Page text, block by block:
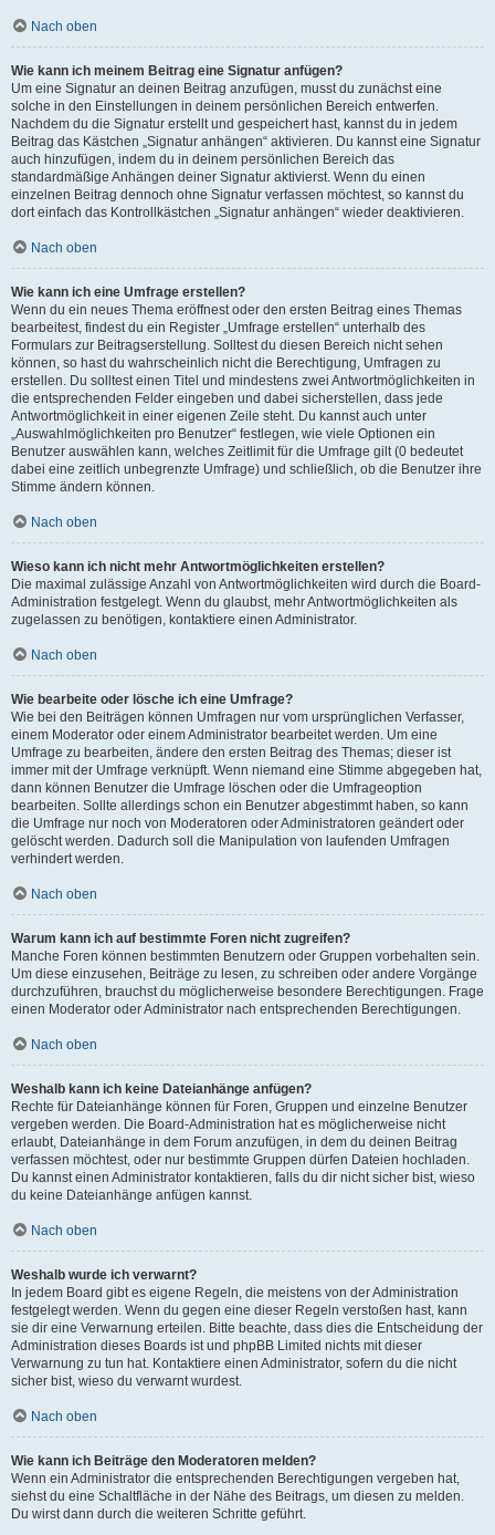
Nach oben
Wie kann ich meinem Beitrag eine Signatur anfügen?
Um eine Signatur an deinen Beitrag anzufügen, musst du zunächst eine
solche in den Einstellungen in deinem persönlichen Bereich entwerfen.
Nachdem du die Signatur erstellt und gespeichert hast, kannst du in jedem
Beitrag das Kästchen „Signatur anhängen“ aktivieren. Du kannst eine Signatur
auch hinzufügen, indem du in deinem persönlichen Bereich das
standardmäßige Anhängen deiner Signatur aktivierst. Wenn du einen
einzelnen Beitrag dennoch ohne Signatur verfassen möchtest, so kannst du
dort einfach das Kontrollkästchen „Signatur anhängen“ wieder deaktivieren.
Nach oben
Wie kann ich eine Umfrage erstellen?
Wenn du ein neues Thema eröffnest oder den ersten Beitrag eines Themas
bearbeitest, findest du ein Register „Umfrage erstellen“ unterhalb des
Formulars zur Beitragserstellung. Solltest du diesen Bereich nicht sehen
können, so hast du wahrscheinlich nicht die Berechtigung, Umfragen zu
erstellen. Du solltest einen Titel und mindestens zwei Antwortmöglichkeiten in
die entsprechenden Felder eingeben und dabei sicherstellen, dass jede
Antwortmöglichkeit in einer eigenen Zeile steht. Du kannst auch unter
„Auswahlmöglichkeiten pro Benutzer“ festlegen, wie viele Optionen ein
Benutzer auswählen kann, welches Zeitlimit für die Umfrage gilt (0 bedeutet
dabei eine zeitlich unbegrenzte Umfrage) und schließlich, ob die Benutzer ihre
Stimme ändern können.
Nach oben
Wieso kann ich nicht mehr Antwortmöglichkeiten erstellen?
Die maximal zulässige Anzahl von Antwortmöglichkeiten wird durch die Board-
Administration festgelegt. Wenn du glaubst, mehr Antwortmöglichkeiten als
zugelassen zu benötigen, kontaktiere einen Administrator.
Nach oben
Wie bearbeite oder lösche ich eine Umfrage?
Wie bei den Beiträgen können Umfragen nur vom ursprünglichen Verfasser,
einem Moderator oder einem Administrator bearbeitet werden. Um eine
Umfrage zu bearbeiten, ändere den ersten Beitrag des Themas; dieser ist
immer mit der Umfrage verknüpft. Wenn niemand eine Stimme abgegeben hat,
dann können Benutzer die Umfrage löschen oder die Umfrageoption
bearbeiten. Sollte allerdings schon ein Benutzer abgestimmt haben, so kann
die Umfrage nur noch von Moderatoren oder Administratoren geändert oder
gelöscht werden. Dadurch soll die Manipulation von laufenden Umfragen
verhindert werden.
Nach oben
Warum kann ich auf bestimmte Foren nicht zugreifen?
Manche Foren können bestimmten Benutzern oder Gruppen vorbehalten sein.
Um diese einzusehen, Beiträge zu lesen, zu schreiben oder andere Vorgänge
durchzuführen, brauchst du möglicherweise besondere Berechtigungen. Frage
einen Moderator oder Administrator nach entsprechenden Berechtigungen.
Nach oben
Weshalb kann ich keine Dateianhänge anfügen?
Rechte für Dateianhänge können für Foren, Gruppen und einzelne Benutzer
vergeben werden. Die Board-Administration hat es möglicherweise nicht
erlaubt, Dateianhänge in dem Forum anzufügen, in dem du deinen Beitrag
verfassen möchtest, oder nur bestimmte Gruppen dürfen Dateien hochladen.
Du kannst einen Administrator kontaktieren, falls du dir nicht sicher bist, wieso
du keine Dateianhänge anfügen kannst.
Nach oben
Weshalb wurde ich verwarnt?
In jedem Board gibt es eigene Regeln, die meistens von der Administration
festgelegt werden. Wenn du gegen eine dieser Regeln verstoßen hast, kann
sie dir eine Verwarnung erteilen. Bitte beachte, dass dies die Entscheidung der
Administration dieses Boards ist und phpBB Limited nichts mit dieser
Verwarnung zu tun hat. Kontaktiere einen Administrator, sofern du die nicht
sicher bist, wieso du verwarnt wurdest.
Nach oben
Wie kann ich Beiträge den Moderatoren melden?
Wenn ein Administrator die entsprechenden Berechtigungen vergeben hat,
siehst du eine Schaltfläche in der Nähe des Beitrags, um diesen zu melden.
Du wirst dann durch die weiteren Schritte geführt.